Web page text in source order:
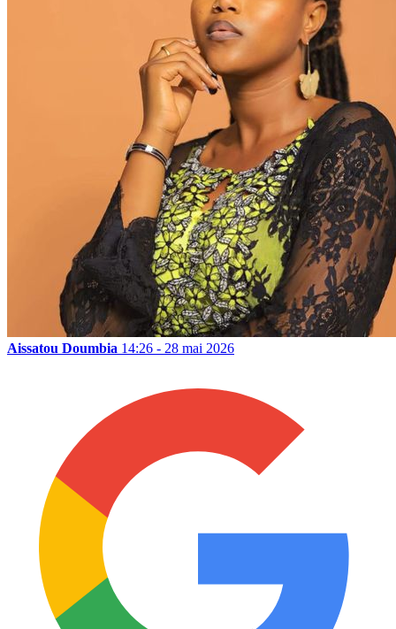
Aissatou Doumbia 14:26 - 28 mai 2026